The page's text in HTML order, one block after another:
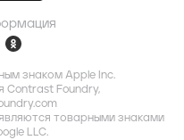
знаком Apple Inc.
Contrast Foundry,
товарными знаками
LLC.